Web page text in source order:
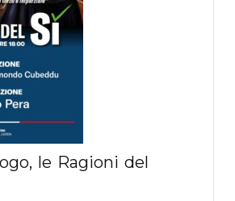
le Ragioni del